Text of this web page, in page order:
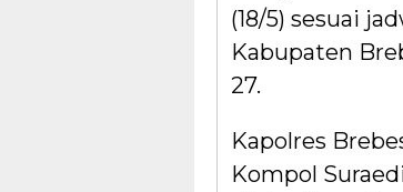
(18/5) sesuai
Kabupaten
27.
Kapolres
Kompol